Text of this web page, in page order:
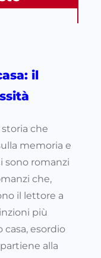
il
che
memoria e
sono romanzi
che,
il lettore a
più
casa, esordio
alla